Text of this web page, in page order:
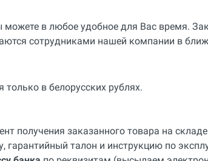
можете в любое удобное для Вас время.
сотрудниками нашей компании в
только в белорусских рублях.
получения заказанного товара на
гарантийный талон и инструкцию по